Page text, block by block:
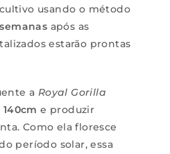
usando o método
semanas após as
estarão prontas
a Royal Gorilla
140cm e produzir
Como ela floresce
período solar, essa